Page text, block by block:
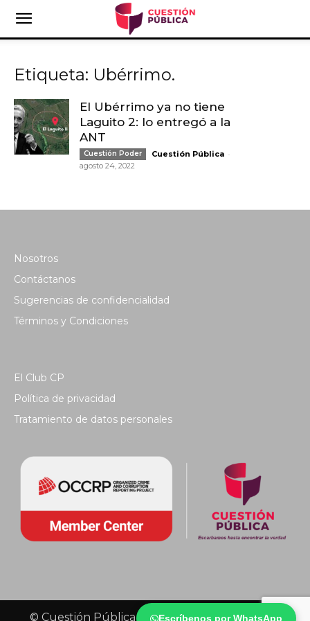
Escríbenos por WhatsApp
Etiqueta: Ubérrimo.
El Ubérrimo ya no tiene
Laguito 2: lo entregó a la
ANT
Cuestión Poder Cuestión Pública -
agosto 24, 2022
Nosotros
Contáctanos
Sugerencias de confidencialidad
Términos y Condiciones
El Club CP
Política de privacidad
Tratamiento de datos personales
© Cuestión Pública 2018 - Todos los derechos